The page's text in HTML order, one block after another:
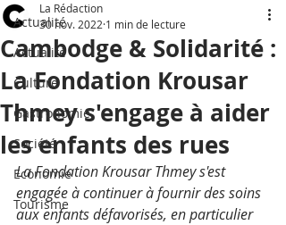
Actualité
Actualité
Culture
Gastronomie
Société
Economie
Tourisme
Cambodge & Solidarité :
La Fondation Krousar
Thmey s'engage à aider
les enfants des rues
La Rédaction
30 nov. 2022 1 min de lecture
La Fondation Krousar Thmey s'est
engagée à continuer à fournir des soins
aux enfants défavorisés, en particulier